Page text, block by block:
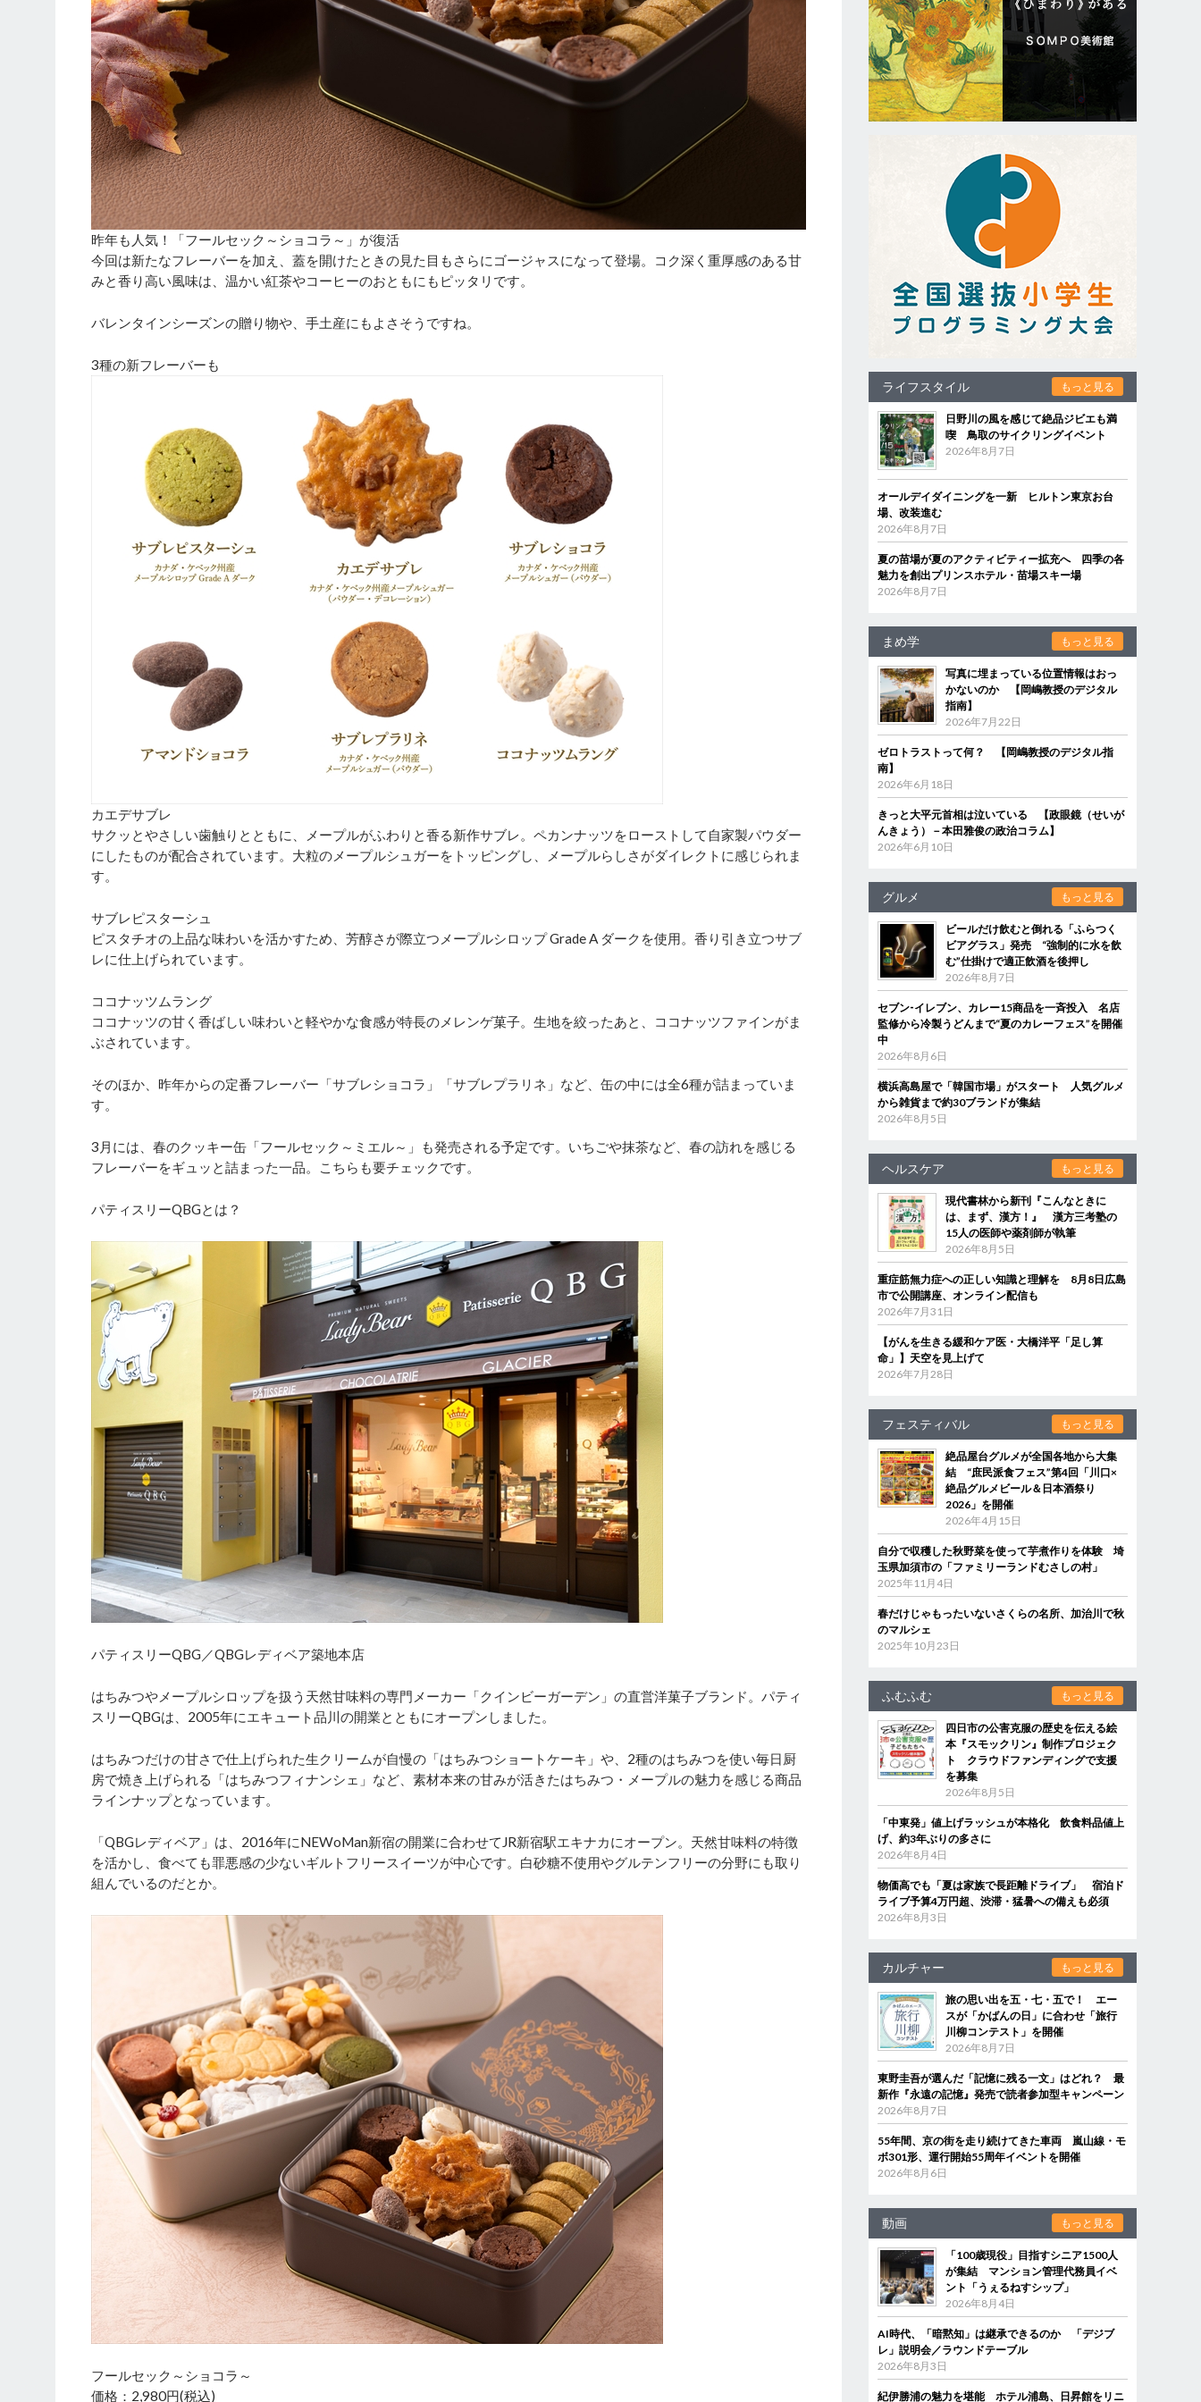
昨年も人気！「フールセック～ショコラ～」が復活
今回は新たなフレーバーを加え、蓋を開けたときの見た目もさらにゴージャスになって登場。コク深く重厚感のある甘
みと香り高い風味は、温かい紅茶やコーヒーのおともにもピッタリです。
バレンタインシーズンの贈り物や、手土産にもよさそうですね。
3種の新フレーバーも
カエデサブレ
サクッとやさしい歯触りとともに、メープルがふわりと香る新作サブレ。ペカンナッツをローストして自家製パウダー
にしたものが配合されています。大粒のメープルシュガーをトッピングし、メープルらしさがダイレクトに感じられま
す。
サブレピスターシュ
ピスタチオの上品な味わいを活かすため、芳醇さが際立つメープルシロップ Grade A ダークを使用。香り引き立つサブ
レに仕上げられています。
ココナッツムラング
ココナッツの甘く香ばしい味わいと軽やかな食感が特長のメレンゲ菓子。生地を絞ったあと、ココナッツファインがま
ぶされています。
そのほか、昨年からの定番フレーバー「サブレショコラ」「サブレプラリネ」など、缶の中には全6種が詰まっていま
す。
3月には、春のクッキー缶「フールセック～ミエル～」も発売される予定です。いちごや抹茶など、春の訪れを感じる
フレーバーをギュッと詰まった一品。こちらも要チェックです。
パティスリーQBGとは？
パティスリーQBG／QBGレディベア築地本店
はちみつやメープルシロップを扱う天然甘味料の専門メーカー「クインビーガーデン」の直営洋菓子ブランド。パティ
スリーQBGは、2005年にエキュート品川の開業とともにオープンしました。
はちみつだけの甘さで仕上げられた生クリームが自慢の「はちみつショートケーキ」や、2種のはちみつを使い毎日厨
房で焼き上げられる「はちみつフィナンシェ」など、素材本来の甘みが活きたはちみつ・メープルの魅力を感じる商品
ラインナップとなっています。
「QBGレディベア」は、2016年にNEWoMan新宿の開業に合わせてJR新宿駅エキナカにオープン。天然甘味料の特徴
を活かし、食べても罪悪感の少ないギルトフリースイーツが中心です。白砂糖不使用やグルテンフリーの分野にも取り
組んでいるのだとか。
フールセック～ショコラ～
価格：2,980円(税込)
ライフスタイル もっと見る
日野川の風を感じて絶品ジビエも満
喫 鳥取のサイクリングイベント
2026年8月7日
オールデイダイニングを一新 ヒルトン東京お台
場、改装進む
2026年8月7日
夏の苗場が夏のアクティビティー拡充へ 四季の各
魅力を創出プリンスホテル・苗場スキー場
2026年8月7日
まめ学 もっと見る
写真に埋まっている位置情報はおっ
かないのか 【岡嶋教授のデジタル
指南】
2026年7月22日
ゼロトラストって何？ 【岡嶋教授のデジタル指
南】
2026年6月18日
きっと大平元首相は泣いている 【政眼鏡（せいが
んきょう）－本田雅俊の政治コラム】
2026年6月10日
グルメ もっと見る
ビールだけ飲むと倒れる「ふらつく
ビアグラス」発売 “強制的に水を飲
む”仕掛けで適正飲酒を後押し
2026年8月7日
セブン‐イレブン、カレー15商品を一斉投入 名店
監修から冷製うどんまで“夏のカレーフェス”を開催
中
2026年8月6日
横浜高島屋で「韓国市場」がスタート 人気グルメ
から雑貨まで約30ブランドが集結
2026年8月5日
ヘルスケア もっと見る
現代書林から新刊『こんなときに
は、まず、漢方！』 漢方三考塾の
15人の医師や薬剤師が執筆
2026年8月5日
重症筋無力症への正しい知識と理解を 8月8日広島
市で公開講座、オンライン配信も
2026年7月31日
【がんを生きる緩和ケア医・大橋洋平「足し算
命」】天空を見上げて
2026年7月28日
フェスティバル もっと見る
絶品屋台グルメが全国各地から大集
結 “庶民派食フェス”第4回「川口×
絶品グルメビール＆日本酒祭り
2026」を開催
2026年4月15日
自分で収穫した秋野菜を使って芋煮作りを体験 埼
玉県加須市の「ファミリーランドむさしの村」
2025年11月4日
春だけじゃもったいないさくらの名所、加治川で秋
のマルシェ
2025年10月23日
ふむふむ もっと見る
四日市の公害克服の歴史を伝える絵
本『スモックリン』制作プロジェク
ト クラウドファンディングで支援
を募集
2026年8月5日
「中東発」値上げラッシュが本格化 飲食料品値上
げ、約3年ぶりの多さに
2026年8月4日
物価高でも「夏は家族で長距離ドライブ」 宿泊ド
ライブ予算4万円超、渋滞・猛暑への備えも必須
2026年8月3日
カルチャー もっと見る
旅の思い出を五・七・五で！ エー
スが「かばんの日」に合わせ「旅行
川柳コンテスト」を開催
2026年8月7日
東野圭吾が選んだ「記憶に残る一文」はどれ？ 最
新作『永遠の記憶』発売で読者参加型キャンペーン
2026年8月7日
55年間、京の街を走り続けてきた車両 嵐山線・モ
ボ301形、運行開始55周年イベントを開催
2026年8月6日
動画 もっと見る
「100歳現役」目指すシニア1500人
が集結 マンション管理代務員イベ
ント「うぇるねすシップ」
2026年8月4日
AI時代、「暗黙知」は継承できるのか 「デジブ
レ」説明会／ラウンドテーブル
2026年8月3日
紀伊勝浦の魅力を堪能 ホテル浦島、日昇館をリニ